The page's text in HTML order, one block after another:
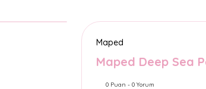
Maped
Maped Deep Sea
0 Puan - 0 Yorum